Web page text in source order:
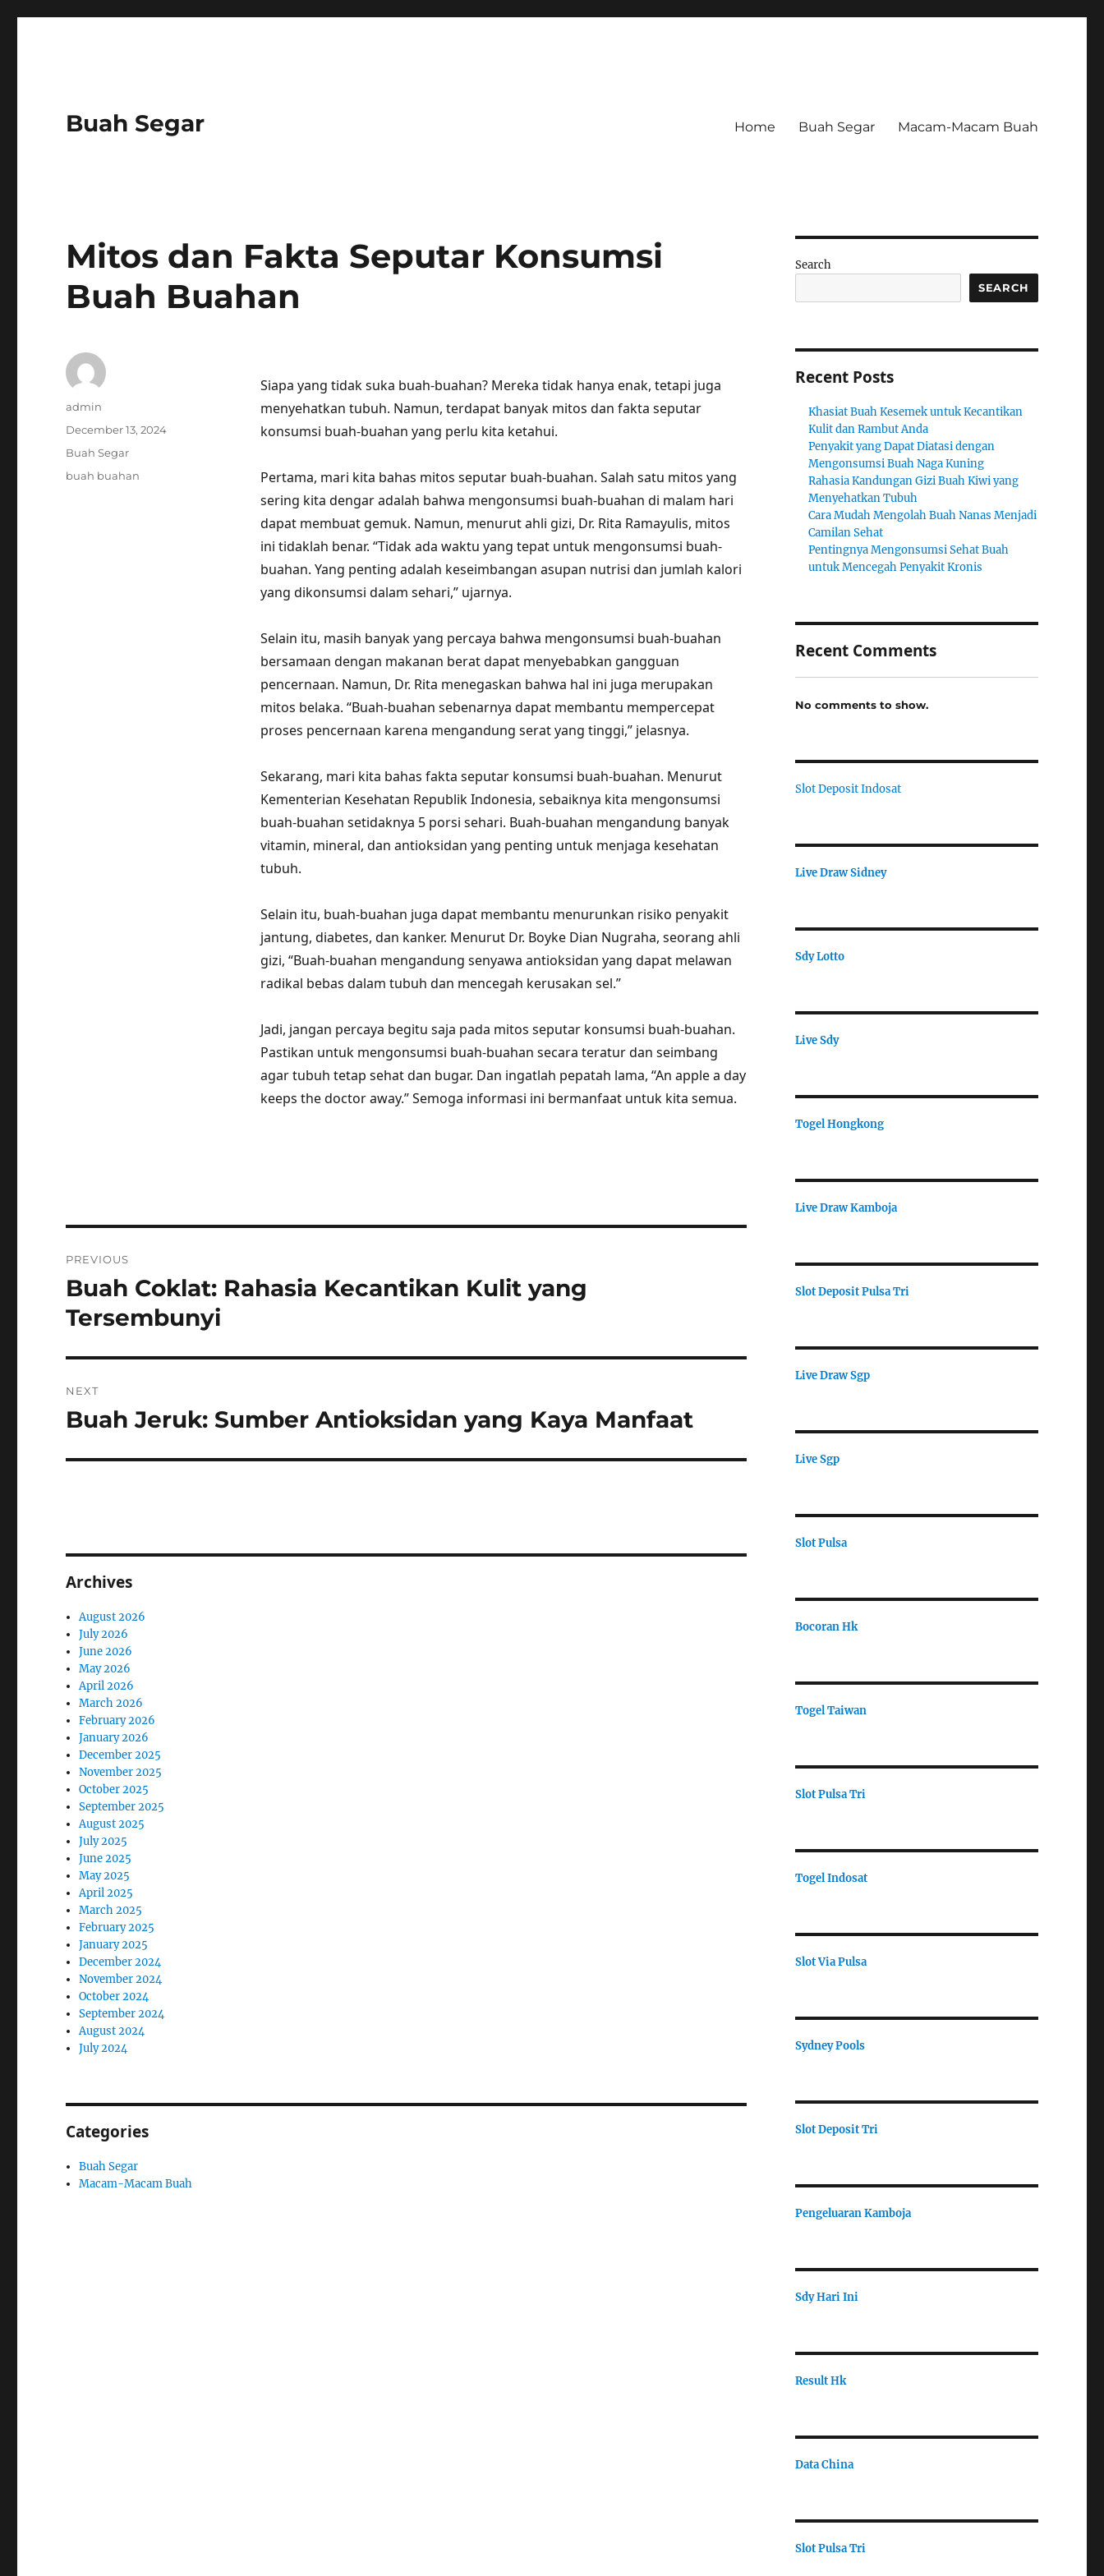
Buah Segar Home Buah Segar Macam-Macam Buah
Mitos dan Fakta Seputar Konsumsi
Buah Buahan
Siapa yang tidak suka buah-buahan? Mereka tidak hanya enak, tetapi juga
menyehatkan tubuh. Namun, terdapat banyak mitos dan fakta seputar
konsumsi buah-buahan yang perlu kita ketahui.
Pertama, mari kita bahas mitos seputar buah-buahan. Salah satu mitos yang
sering kita dengar adalah bahwa mengonsumsi buah-buahan di malam hari
dapat membuat gemuk. Namun, menurut ahli gizi, Dr. Rita Ramayulis, mitos
ini tidaklah benar. “Tidak ada waktu yang tepat untuk mengonsumsi buah-
buahan. Yang penting adalah keseimbangan asupan nutrisi dan jumlah kalori
yang dikonsumsi dalam sehari,” ujarnya.
Selain itu, masih banyak yang percaya bahwa mengonsumsi buah-buahan
bersamaan dengan makanan berat dapat menyebabkan gangguan
pencernaan. Namun, Dr. Rita menegaskan bahwa hal ini juga merupakan
mitos belaka. “Buah-buahan sebenarnya dapat membantu mempercepat
proses pencernaan karena mengandung serat yang tinggi,” jelasnya.
Sekarang, mari kita bahas fakta seputar konsumsi buah-buahan. Menurut
Kementerian Kesehatan Republik Indonesia, sebaiknya kita mengonsumsi
buah-buahan setidaknya 5 porsi sehari. Buah-buahan mengandung banyak
vitamin, mineral, dan antioksidan yang penting untuk menjaga kesehatan
tubuh.
Selain itu, buah-buahan juga dapat membantu menurunkan risiko penyakit
jantung, diabetes, dan kanker. Menurut Dr. Boyke Dian Nugraha, seorang ahli
gizi, “Buah-buahan mengandung senyawa antioksidan yang dapat melawan
radikal bebas dalam tubuh dan mencegah kerusakan sel.”
Jadi, jangan percaya begitu saja pada mitos seputar konsumsi buah-buahan.
Pastikan untuk mengonsumsi buah-buahan secara teratur dan seimbang
agar tubuh tetap sehat dan bugar. Dan ingatlah pepatah lama, “An apple a day
keeps the doctor away.” Semoga informasi ini bermanfaat untuk kita semua.
Author
admin
Posted
December 13, 2024
Categories
Buah Segar
Tags
buah buahan
navigation
PREVIOUS
Previous
post:
Buah Coklat: Rahasia Kecantikan Kulit yang
Tersembunyi
NEXT
Next
Buah Jeruk: Sumber Antioksidan yang Kaya Manfaat
Archives
August 2026
July 2026
June 2026
May 2026
April 2026
March 2026
February 2026
January 2026
December 2025
November 2025
October 2025
September 2025
August 2025
July 2025
June 2025
May 2025
April 2025
March 2025
February 2025
January 2025
December 2024
November 2024
October 2024
September 2024
August 2024
July 2024
Categories
Buah Segar
Macam-Macam Buah
Search
SEARCH
Recent Posts
Khasiat Buah Kesemek untuk Kecantikan
Kulit dan Rambut Anda
Penyakit yang Dapat Diatasi dengan
Mengonsumsi Buah Naga Kuning
Rahasia Kandungan Gizi Buah Kiwi yang
Menyehatkan Tubuh
Cara Mudah Mengolah Buah Nanas Menjadi
Camilan Sehat
Pentingnya Mengonsumsi Sehat Buah
untuk Mencegah Penyakit Kronis
Recent Comments
No comments to show.
Slot Deposit Indosat
Live Draw Sidney
Sdy Lotto
Live Sdy
Togel Hongkong
Live Draw Kamboja
Slot Deposit Pulsa Tri
Live Draw Sgp
Live Sgp
Slot Pulsa
Bocoran Hk
Togel Taiwan
Slot Pulsa Tri
Togel Indosat
Slot Via Pulsa
Sydney Pools
Slot Deposit Tri
Pengeluaran Kamboja
Sdy Hari Ini
Result Hk
Data China
Slot Pulsa Tri